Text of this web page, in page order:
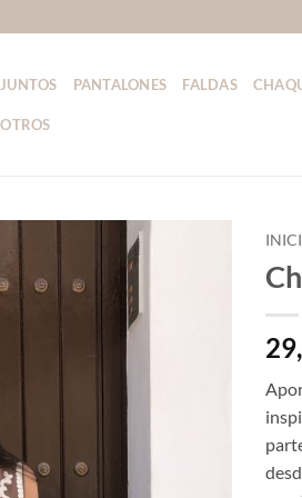
PANTALONES FALDAS